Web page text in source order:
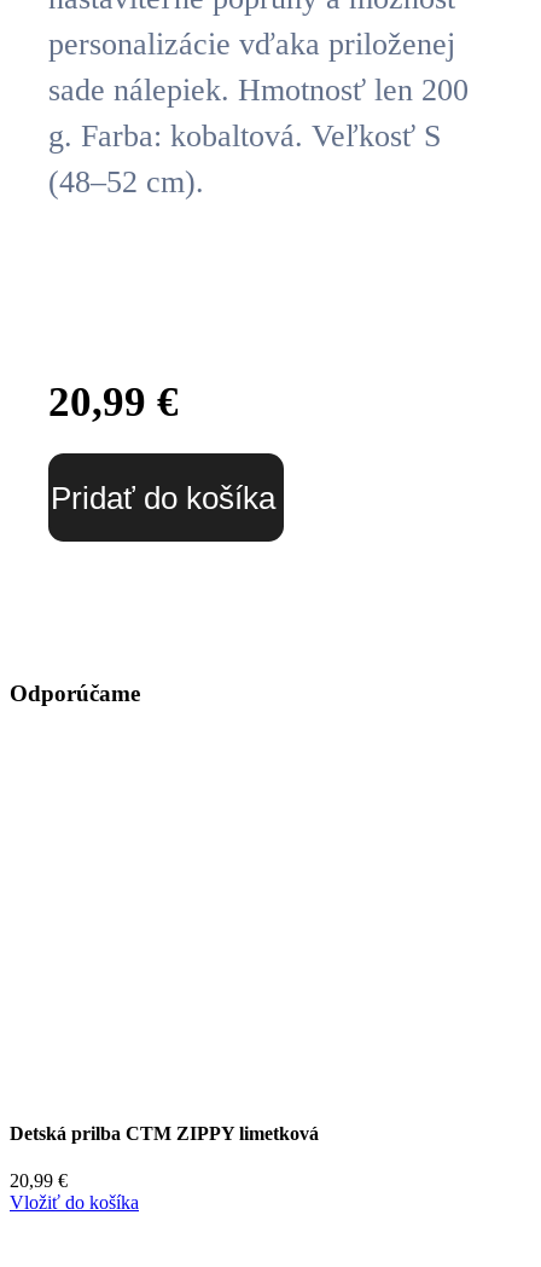
personalizácie vďaka priloženej
sade nálepiek. Hmotnosť len 200
g. Farba: kobaltová. Veľkosť S
(48–52 cm).
20,99 €
Pridať do košíka
Odporúčame
Detská prilba CTM ZIPPY limetková
20,99 €
Vložiť do košíka